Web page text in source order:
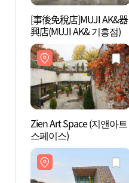
[事後免稅店]MUJI AK&器
興店(MUJI AK& 기흥점)
Zien Art Space (지앤아트
스페이스)